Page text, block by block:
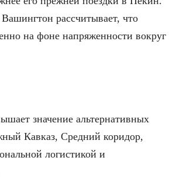
рассчитывает, что
на фоне напряженности вокруг
значение альтернативных
Кавказ, Средний коридор,
логистикой и